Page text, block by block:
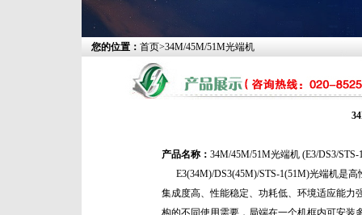
您的位置： 首页>34M/45M/51M光端机
产品名称： 34M/45M/51M光端机 (E3/DS3/STS-
E3(34M)/DS3(45M)/STS-1(51M)光端机是
集成度高、性能稳定、功耗低、环境适应能力
构的不同使用需要，局端在一个机框内可安装